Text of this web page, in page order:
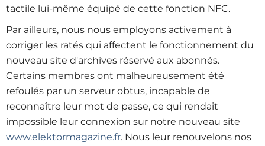
tactile lui-même équipé de cette fonction NFC.
Par ailleurs, nous nous employons activement à
corriger les ratés qui affectent le fonctionnement du
nouveau site d'archives réservé aux abonnés.
Certains membres ont malheureusement été
refoulés par un serveur obtus, incapable de
reconnaître leur mot de passe, ce qui rendait
impossible leur connexion sur notre nouveau site
www.elektormagazine.fr. Nous leur renouvelons nos